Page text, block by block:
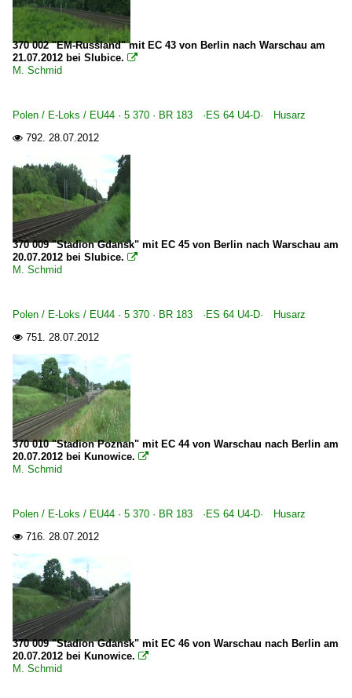
370 002 "EM-Russland" mit EC 43 von Berlin nach Warschau am
21.07.2012 bei Slubice. 
M. Schmid
Polen / E-Loks / EU44 · 5 370 · BR 183 ·ES 64 U4-D· Husarz
 792. 28.07.2012
370 009 "Stadion Gdansk" mit EC 45 von Berlin nach Warschau am
20.07.2012 bei Slubice. 
M. Schmid
Polen / E-Loks / EU44 · 5 370 · BR 183 ·ES 64 U4-D· Husarz
 751. 28.07.2012
370 010 "Stadion Poznan" mit EC 44 von Warschau nach Berlin am
20.07.2012 bei Kunowice. 
M. Schmid
Polen / E-Loks / EU44 · 5 370 · BR 183 ·ES 64 U4-D· Husarz
 716. 28.07.2012
370 009 "Stadion Gdansk" mit EC 46 von Warschau nach Berlin am
20.07.2012 bei Kunowice. 
M. Schmid